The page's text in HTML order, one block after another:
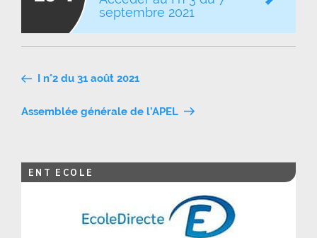
septembre 2021
Navigation
de
I n°2 du 31 août 2021
Assemblée générale de l’APEL
ENT ECOLE